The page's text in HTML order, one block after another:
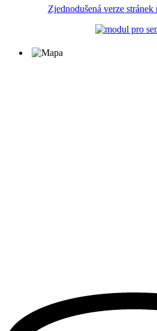
Zjednodušená verze